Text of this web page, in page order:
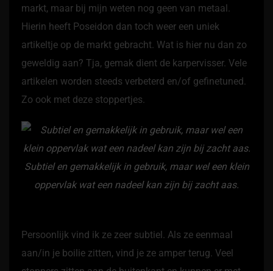
markt, maar bij mijn weten nog geen van metaal.
Hierin heeft Poseidon dan toch weer een uniek
artikeltje op de markt gebracht. Wat is hier nu dan zo
geweldig aan? Tja, gemak dient de karpervisser. Vele
artikelen worden steeds verbeterd en/of gefinetuned.
Zo ook met deze stoppertjes.
Subtiel en gemakkelijk in gebruik, maar wel een klein
oppervlak wat een nadeel kan zijn bij zacht aas.
Persoonlijk vind ik ze zeer subtiel. Als ze eenmaal
aan/in je boilie zitten, vind je ze amper terug. Veel